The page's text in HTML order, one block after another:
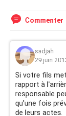
Commenter
sadjah
29 juin
Si votre fils
rapport à
responsable
qu'une fois
de leurs actes.